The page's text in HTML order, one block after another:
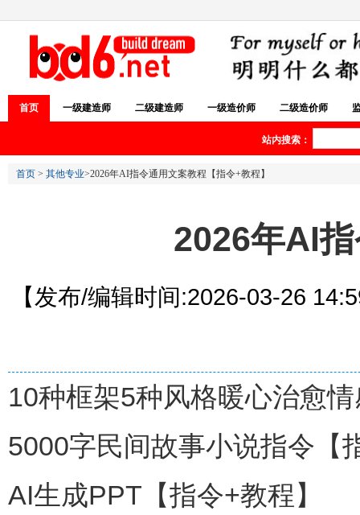
首页 一级建造师 二级建造师 一级造价师 二级造价师
站内搜索：
首页 > 其他专业>2026年AI指令通用文案教程【指令+教程】
2026年AI
【发布/编辑时间:2026-03-26
10种框架5种风格暖心治愈
5000字民间故事小说指令【
AI生成PPT【指令+教程】